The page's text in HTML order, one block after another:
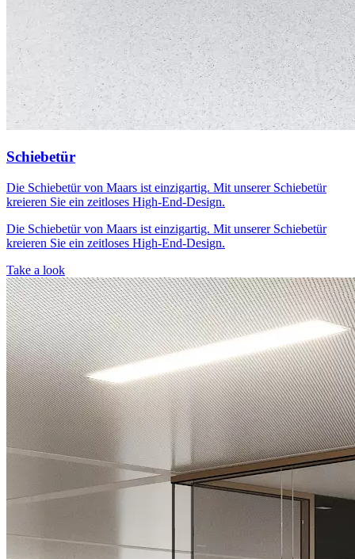
Schiebetür
Die Schiebetür von Maars ist einzigartig. Mit unserer Schiebetür
kreieren Sie ein zeitloses High-End-Design.
Die Schiebetür von Maars ist einzigartig. Mit unserer Schiebetür
kreieren Sie ein zeitloses High-End-Design.
Take a look